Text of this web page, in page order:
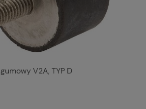
V2A, TYP D